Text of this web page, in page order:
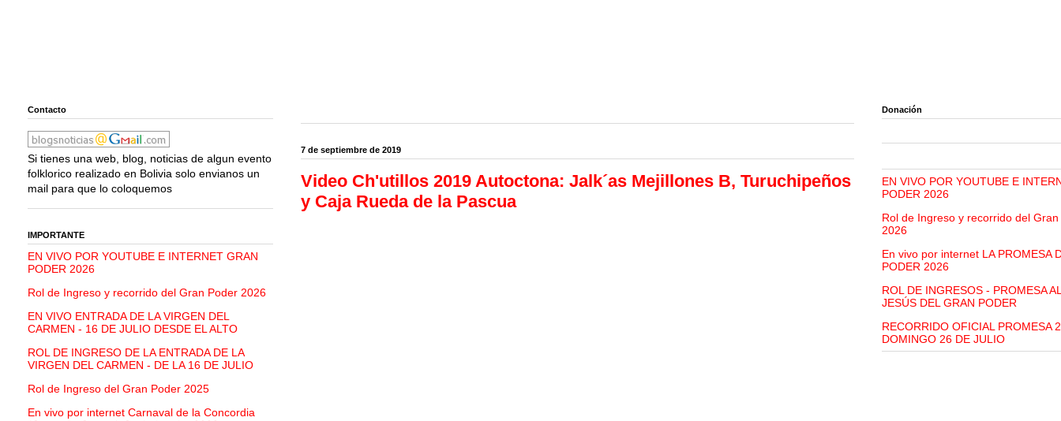
7 de septiembre de 2019
Video Ch'utillos 2019 Autoctona: Jalk´as Mejillones B, Turuchipeños
y Caja Rueda de la Pascua
Contacto
Si tienes una web, blog, noticias de algun evento
folklorico realizado en Bolivia solo envianos un
mail para que lo coloquemos
IMPORTANTE
EN VIVO POR YOUTUBE E INTERNET GRAN
PODER 2026
Rol de Ingreso y recorrido del Gran Poder 2026
EN VIVO ENTRADA DE LA VIRGEN DEL
CARMEN - 16 DE JULIO DESDE EL ALTO
ROL DE INGRESO DE LA ENTRADA DE LA
VIRGEN DEL CARMEN - DE LA 16 DE JULIO
Rol de Ingreso del Gran Poder 2025
En vivo por internet Carnaval de la Concordia
Donación
EN VIVO POR YOUTUBE E
PODER 2026
Rol de Ingreso y recorrido del
2026
En vivo por internet LA PROMESA
PODER 2026
ROL DE INGRESOS - PROMESA
JESÚS DEL GRAN PODER
RECORRIDO OFICIAL PROMESA
DOMINGO 26 DE JULIO